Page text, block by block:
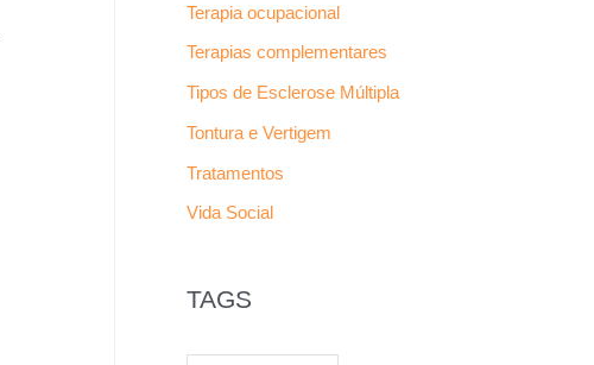
Terapia ocupacional
Terapias complementares
Tipos de Esclerose Múltipla
Tontura e Vertigem
Tratamentos
Vida Social
TAGS